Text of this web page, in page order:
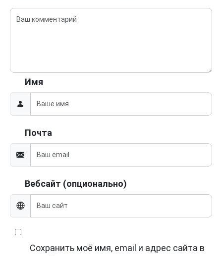
Имя
Почта
Вебсайт (опционально)
Сохранить моё имя, email и адрес сайта в